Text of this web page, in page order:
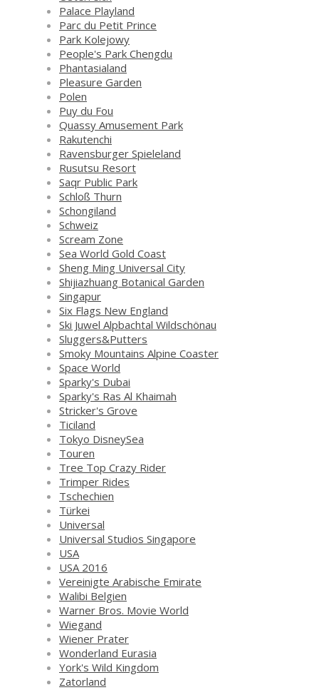
Palace Playland
Parc du Petit Prince
Park Kolejowy
People's Park Chengdu
Phantasialand
Pleasure Garden
Polen
Puy du Fou
Quassy Amusement Park
Rakutenchi
Ravensburger Spieleland
Rusutsu Resort
Saqr Public Park
Schloß Thurn
Schongiland
Schweiz
Scream Zone
Sea World Gold Coast
Sheng Ming Universal City
Shijiazhuang Botanical Garden
Singapur
Six Flags New England
Ski Juwel Alpbachtal Wildschönau
Sluggers&Putters
Smoky Mountains Alpine Coaster
Space World
Sparky's Dubai
Sparky's Ras Al Khaimah
Stricker's Grove
Ticiland
Tokyo DisneySea
Touren
Tree Top Crazy Rider
Trimper Rides
Tschechien
Türkei
Universal
Universal Studios Singapore
USA
USA 2016
Vereinigte Arabische Emirate
Walibi Belgien
Warner Bros. Movie World
Wiegand
Wiener Prater
Wonderland Eurasia
York's Wild Kingdom
Zatorland